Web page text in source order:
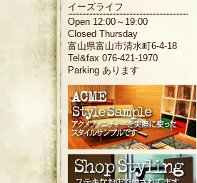
イーズライフ
Open 12:00～19:00
Closed Thursday
富山県富山市清水町6-4-18
Tel&fax 076-421-1970
Parking あります